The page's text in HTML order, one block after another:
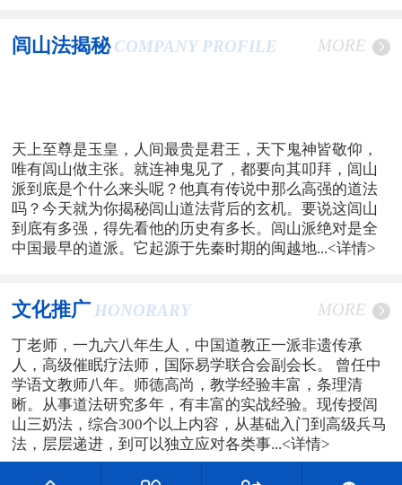
闾山法揭秘 COMPANY PROFILE MORE
天上至尊是玉皇，人间最贵是君王，天下鬼神皆敬仰，
唯有闾山做主张。就连神鬼见了，都要向其叩拜，闾山
派到底是个什么来头呢？他真有传说中那么高强的道法
吗？今天就为你揭秘闾山道法背后的玄机。要说这闾山
到底有多强，得先看他的历史有多长。闾山派绝对是全
中国最早的道派。它起源于先秦时期的闽越地...<详情>
文化推广 HONORARY MORE
丁老师，一九六八年生人，中国道教正一派非遗传承
人，高级催眠疗法师，国际易学联合会副会长。 曾任中
学语文教师八年。师德高尚，教学经验丰富，条理清
晰。从事道法研究多年，有丰富的实战经验。现传授闾
山三奶法，综合300个以上内容，从基础入门到高级兵马
法，层层递进，到可以独立应对各类事...<详情>